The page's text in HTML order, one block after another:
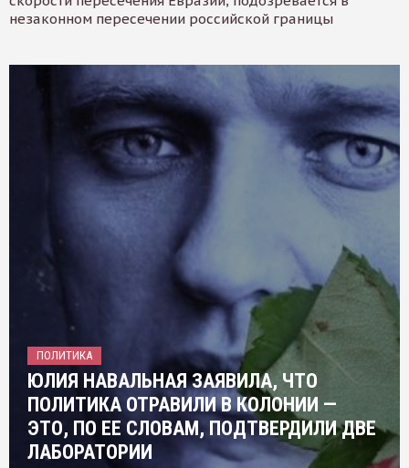
незаконном пересечении российской границы
ПОЛИТИКА
ЮЛИЯ НАВАЛЬНАЯ ЗАЯВИЛА, ЧТО
ПОЛИТИКА ОТРАВИЛИ В КОЛОНИИ —
ЭТО, ПО ЕЕ СЛОВАМ, ПОДТВЕРДИЛИ ДВЕ
ЛАБОРАТОРИИ